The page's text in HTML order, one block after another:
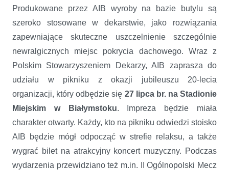
Produkowane przez AIB wyroby na bazie butylu są
szeroko stosowane w dekarstwie, jako rozwiązania
zapewniające skuteczne uszczelnienie szczególnie
newralgicznych miejsc pokrycia dachowego. Wraz z
Polskim Stowarzyszeniem Dekarzy, AIB zaprasza do
udziału w pikniku z okazji jubileuszu 20-lecia
organizacji, który odbędzie się 27 lipca br. na Stadionie
Miejskim w Białymstoku. Impreza będzie miała
charakter otwarty. Każdy, kto na pikniku odwiedzi stoisko
AIB będzie mógł odpocząć w strefie relaksu, a także
wygrać bilet na atrakcyjny koncert muzyczny. Podczas
wydarzenia przewidziano też m.in. II Ogólnopolski Mecz